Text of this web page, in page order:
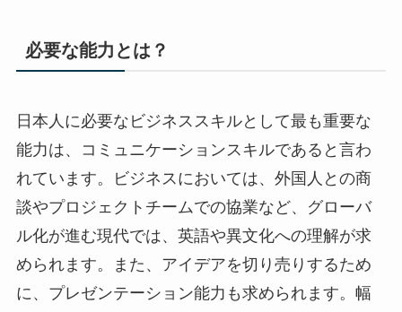
必要な能力とは？
日本人に必要なビジネススキルとして最も重要な
能力は、コミュニケーションスキルであると言わ
れています。ビジネスにおいては、外国人との商
談やプロジェクトチームでの協業など、グローバ
ル化が進む現代では、英語や異文化への理解が求
められます。また、アイデアを切り売りするため
に、プレゼンテーション能力も求められます。幅